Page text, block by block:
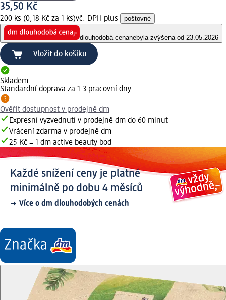
35,50 Kč
200 ks (0,18 Kč za 1 ks)vč. DPH plus poštovné
dlouhodobá cenanebyla zvýšena od 23.05.2026
Vložit do košíku
Skladem
Standardní doprava za 1-3 pracovní dny
Ověřit dostupnost v prodejně dm
Expresní vyzvednutí v prodejně dm do 60 minut
Vrácení zdarma v prodejně dm
25 Kč = 1 dm active beauty bod
Každé snížení ceny je platné
minimálně po dobu 4 měsíců
Více o dm dlouhodobých cenách